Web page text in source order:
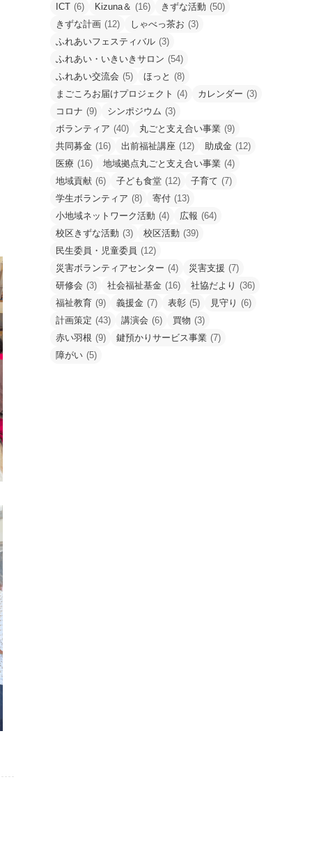
ICT (6) Kizuna＆ (16) きずな活動 (50)
きずな計画 (12) しゃべっ茶お (3)
ふれあいフェスティバル (3)
ふれあい・いきいきサロン (54)
ふれあい交流会 (5) ほっと (8)
まごころお届けプロジェクト (4) カレンダー (3)
コロナ (9) シンポジウム (3)
ボランティア (40) 丸ごと支え合い事業 (9)
共同募金 (16) 出前福祉講座 (12) 助成金 (12)
医療 (16) 地域拠点丸ごと支え合い事業 (4)
地域貢献 (6) 子ども食堂 (12) 子育て (7)
学生ボランティア (8) 寄付 (13)
小地域ネットワーク活動 (4) 広報 (64)
校区きずな活動 (3) 校区活動 (39)
民生委員・児童委員 (12)
災害ボランティアセンター (4) 災害支援 (7)
研修会 (3) 社会福祉基金 (16) 社協だより (36)
福祉教育 (9) 義援金 (7) 表彰 (5) 見守り (6)
計画策定 (43) 講演会 (6) 買物 (3)
赤い羽根 (9) 鍵預かりサービス事業 (7)
障がい (5)